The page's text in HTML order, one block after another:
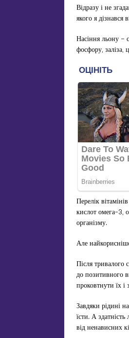
Відразу і не
якого я дізнався
Насіння льону –
фосфору, заліза,
Перелік
кислот омега-3,
організму.
Але
Після
до позитивного
проковтнути їх
Завдяки рідині
їсти. А
від ненависних